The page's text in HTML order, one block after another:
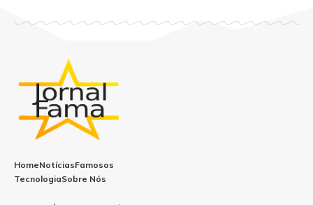
HomeNotíciasFamosos
TecnologiaSobre Nós